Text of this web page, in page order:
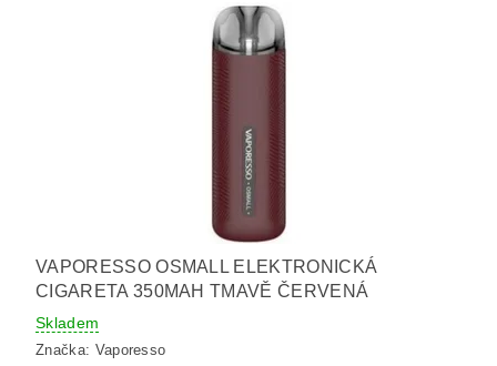
VAPORESSO OSMALL ELEKTRONICKÁ
CIGARETA 350MAH TMAVĚ ČERVENÁ
Skladem
Značka: Vaporesso